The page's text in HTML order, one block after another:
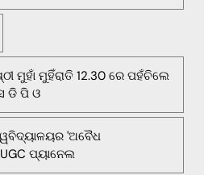
ମୁହାଁ ମୁହିଁରାତି 12.30 ରେ ପହଁଚିଲେ
ଡି ପି ଓ
'ଅବୈଧ
ପ୍ୟାନେଲ